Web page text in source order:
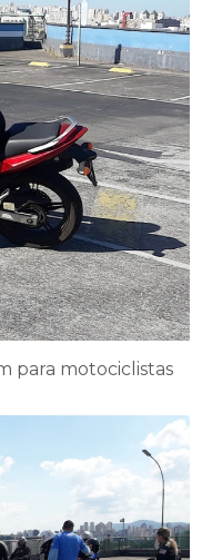
para motociclistas